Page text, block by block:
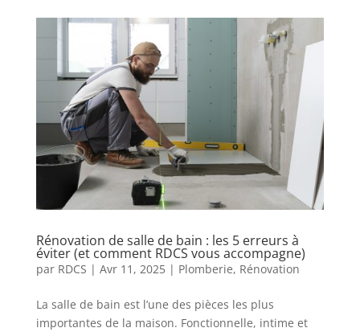
Rénovation de salle de bain : les 5 erreurs à
éviter (et comment RDCS vous accompagne)
par RDCS | Avr 11, 2025| Plomberie, Rénovation
La salle de bain est l’une des pièces les plus
importantes de la maison. Fonctionnelle, intime et